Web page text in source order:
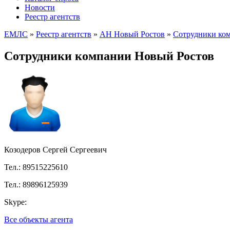
Новости
Реестр агентств
ЕМЛС » Реестр агентств » АН Новый Ростов » Сотрудники
Сотрудники компании Новый Ростов
Козодеров Сергей Сергеевич
Тел.: 89515225610
Тел.: 89896125939
Skype:
Все объекты агента